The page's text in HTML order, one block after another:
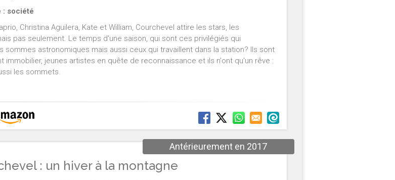
: société
Christina Aguilera, Kate et William, Courchevel attire les stars, les
pas seulement. Le temps d'une saison, qui sont ces privilégiés qui
sommes astronomiques mais aussi ceux qui travaillent dans la station? Ils sont
immobilier, jeunes artistes en quête de reconnaissance et ils n'ont qu'un rêve :
les sommets.
Antérieurement en 2017
: un hiver à la montagne